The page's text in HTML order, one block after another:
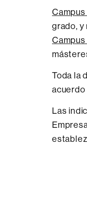
grado,
Toda la
Las